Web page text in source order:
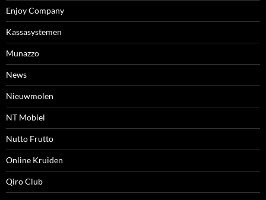
Enjoy Company
Kassasystemen
Munazzo
News
Nieuwmolen
NT Mobiel
Nutto Frutto
Online Kruiden
Qiro Club